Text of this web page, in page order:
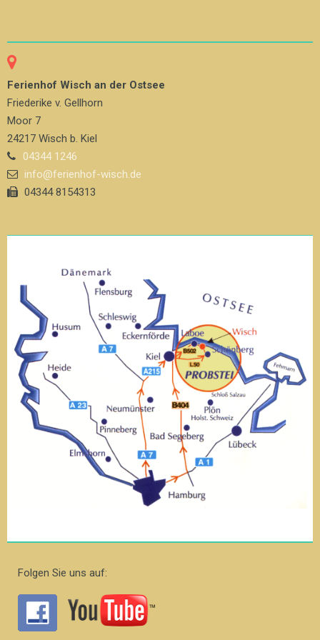
Ferienhof Wisch an der Ostsee
Friederike v. Gellhorn
Moor 7
24217 Wisch b. Kiel
04344 1246
info@ferienhof-wisch.de
04344 8154313
Folgen Sie uns auf: